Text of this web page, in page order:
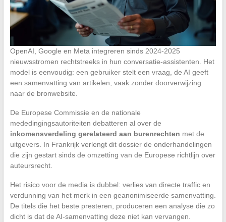
OpenAI, Google en Meta integreren sinds 2024-2025
nieuwsstromen rechtstreeks in hun conversatie-assistenten. Het
model is eenvoudig: een gebruiker stelt een vraag, de AI geeft
een samenvatting van artikelen, vaak zonder doorverwijzing
naar de bronwebsite.
De Europese Commissie en de nationale
mededingingsautoriteiten debatteren al over de
inkomensverdeling gerelateerd aan burenrechten met de
uitgevers. In Frankrijk verlengt dit dossier de onderhandelingen
die zijn gestart sinds de omzetting van de Europese richtlijn over
auteursrecht.
Het risico voor de media is dubbel: verlies van directe traffic en
verdunning van het merk in een geanonimiseerde samenvatting.
De titels die het beste presteren, produceren een analyse die zo
dicht is dat de AI-samenvatting deze niet kan vervangen.